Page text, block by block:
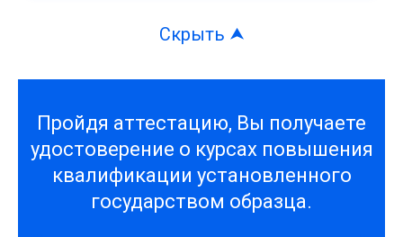
Пройдя аттестацию, Вы получаете
удостоверение о курсах повышения
квалификации установленного
государством образца.